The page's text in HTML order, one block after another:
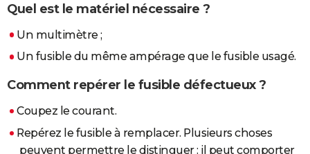
Bricolage
Lifestyle
Culture
Sport
Auto
Television
Voyage
Cinema
Quel est le matériel nécessaire ?
Un multimètre ;
Un fusible du même ampérage que le fusible usagé.
Comment repérer le fusible défectueux ?
Coupez le courant.
Repérez le fusible à remplacer. Plusieurs choses
peuvent permettre le distinguer : il peut comporter